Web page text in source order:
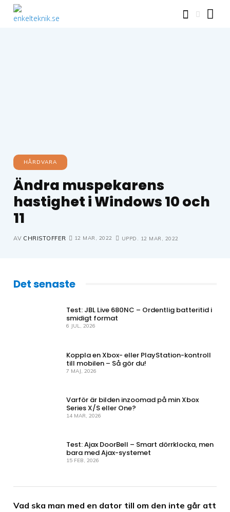
HÅRDVARA
Ändra muspekarens
hastighet i Windows 10 och
11
AV CHRISTOFFER 12 MAR, 2022 UPPD. 12 MAR, 2022
Det senaste
Test: JBL Live 680NC – Ordentlig batteritid i
smidigt format
6 JUL, 2026
Koppla en Xbox- eller PlayStation-kontroll
till mobilen – Så gör du!
7 MAJ, 2026
Varför är bilden inzoomad på min Xbox
Series X/S eller One?
14 MAR, 2026
Test: Ajax DoorBell – Smart dörrklocka, men
bara med Ajax-systemet
15 FEB, 2026
Vad ska man med en dator till om den inte går att